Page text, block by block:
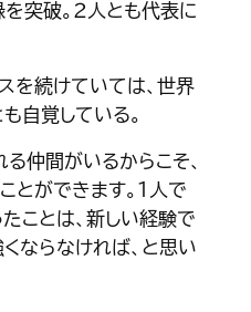
突破。２人とも代表に
を続けていては、世界
自覚している。
る仲間がいるからこそ、
とができます。１人で
ことは、新しい経験で
くならなければ、と思い